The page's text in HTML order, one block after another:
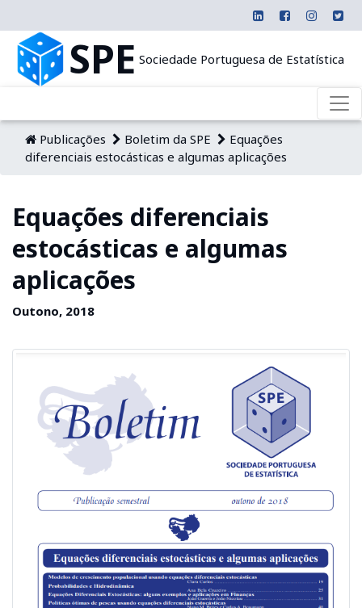
SPE Sociedade Portuguesa de Estatística
Publicações Boletim da SPE
Equações
diferenciais estocásticas e algumas aplicações
Equações diferenciais
estocásticas e algumas
aplicações
Outono, 2018